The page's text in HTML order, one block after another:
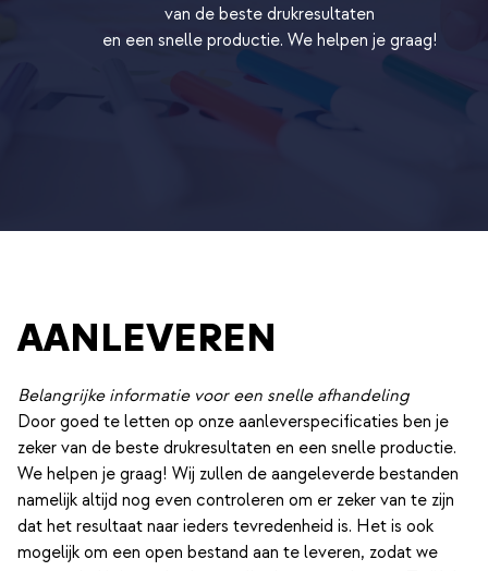
van de beste drukresultaten
en een snelle productie. We helpen je graag!
AANLEVEREN
Belangrijke informatie voor een snelle afhandeling
Door goed te letten op onze aanleverspecificaties ben je
zeker van de beste drukresultaten en een snelle productie.
We helpen je graag! Wij zullen de aangeleverde bestanden
namelijk altijd nog even controleren om er zeker van te zijn
dat het resultaat naar ieders tevredenheid is. Het is ook
mogelijk om een open bestand aan te leveren, zodat we